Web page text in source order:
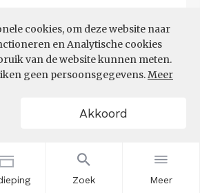
Zoek Meer
cookies, om deze website naar
en Analytische cookies
van de website kunnen meten.
geen persoonsgegevens.Meer
Akkoord
Bron:CBS(25-06-2026)